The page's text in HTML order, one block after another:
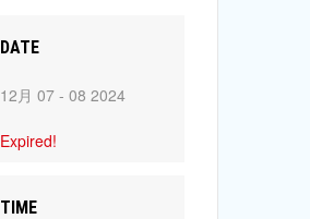
DATE
12月 07 - 08 2024
Expired!
TIME